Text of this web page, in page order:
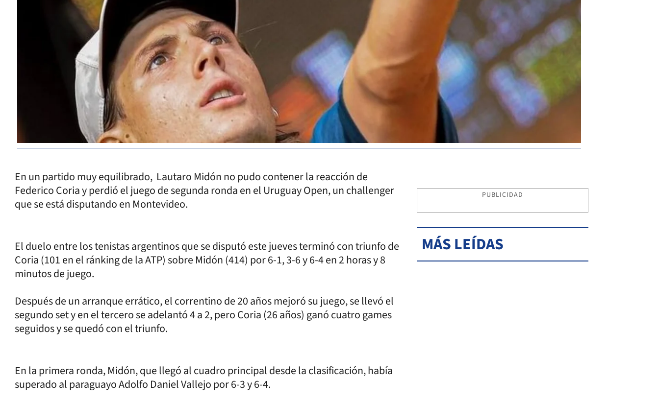
En un partido muy equilibrado, Lautaro Midón no pudo contener la reacción de
Federico Coria y perdió el juego de segunda ronda en el Uruguay Open, un challenger
que se está disputando en Montevideo.
El duelo entre los tenistas argentinos que se disputó este jueves terminó con triunfo de
Coria (101 en el ránking de la ATP) sobre Midón (414) por 6-1, 3-6 y 6-4 en 2 horas y 8
minutos de juego.
Después de un arranque errático, el correntino de 20 años mejoró su juego, se llevó el
segundo set y en el tercero se adelantó 4 a 2, pero Coria (26 años) ganó cuatro games
seguidos y se quedó con el triunfo.
En la primera ronda, Midón, que llegó al cuadro principal desde la clasificación, había
superado al paraguayo Adolfo Daniel Vallejo por 6-3 y 6-4.
PUBLICIDAD
MÁS LEÍDAS